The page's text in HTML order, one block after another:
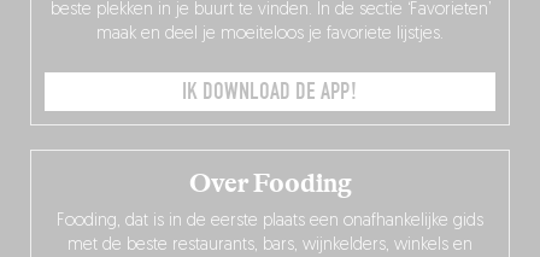
Over Fooding
Fooding, dat is in de eerste plaats een onafhankelijke gids
met de beste restaurants, bars, wijnkelders, winkels en
beste plekken in je buurt te vinden. In de sectie ‘Favorieten’
maak en deel je moeiteloos je favoriete lijstjes.
IK DOWNLOAD DE APP!